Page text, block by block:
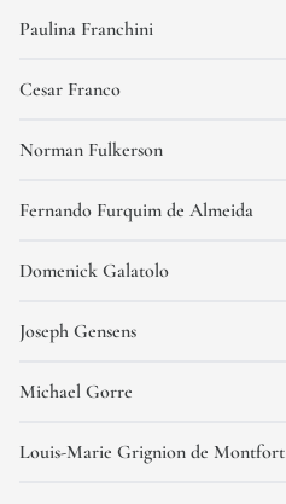
Paulina Franchini
Cesar Franco
Norman Fulkerson
Fernando Furquim de Almeida
Domenick Galatolo
Joseph Gensens
Michael Gorre
Louis-Marie Grignion de Montfort